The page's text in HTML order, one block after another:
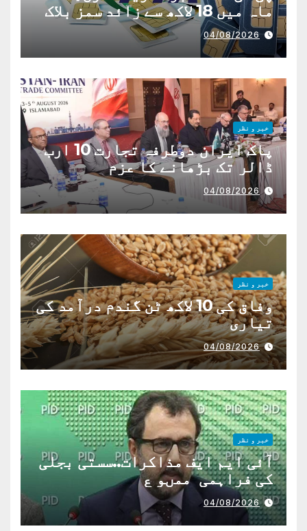
ماہ میں 18 لاکھ سے زائد سمز بلاک
04/08/2026
خبر و نظر
پاک ایران دوطرفہ تجارت 10 ارب
ڈالر تک بڑھانے کا عزم
04/08/2026
خبر و نظر
وفاق کی 10 لاکھ ٹن گندم درآمد کی
تیاری
04/08/2026
خبر و نظر
آئی ایم ایف مذاکرات..سستی بجلی
کی فراہمی ممںو ع
04/08/2026